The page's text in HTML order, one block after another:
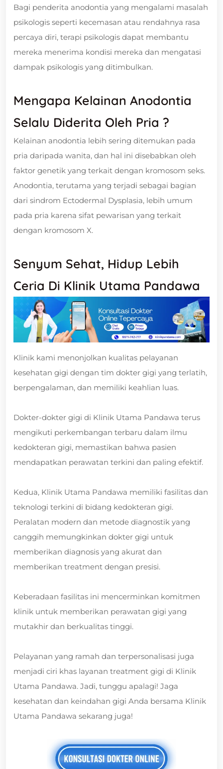
Bagi penderita anodontia yang mengalami masalah
psikologis seperti kecemasan atau rendahnya rasa
percaya diri, terapi psikologis dapat membantu
mereka menerima kondisi mereka dan mengatasi
dampak psikologis yang ditimbulkan.
Mengapa Kelainan Anodontia
Selalu Diderita Oleh Pria ?
Kelainan anodontia lebih sering ditemukan pada
pria daripada wanita, dan hal ini disebabkan oleh
faktor genetik yang terkait dengan kromosom seks.
Anodontia, terutama yang terjadi sebagai bagian
dari sindrom Ectodermal Dysplasia, lebih umum
pada pria karena sifat pewarisan yang terkait
dengan kromosom X.
Senyum Sehat, Hidup Lebih
Ceria Di Klinik Utama Pandawa
Klinik kami menonjolkan kualitas pelayanan
kesehatan gigi dengan tim dokter gigi yang terlatih,
berpengalaman, dan memiliki keahlian luas.
Dokter-dokter gigi di Klinik Utama Pandawa terus
mengikuti perkembangan terbaru dalam ilmu
kedokteran gigi, memastikan bahwa pasien
mendapatkan perawatan terkini dan paling efektif.
Kedua, Klinik Utama Pandawa memiliki fasilitas dan
teknologi terkini di bidang kedokteran gigi.
Peralatan modern dan metode diagnostik yang
canggih memungkinkan dokter gigi untuk
memberikan diagnosis yang akurat dan
memberikan treatment dengan presisi.
Keberadaan fasilitas ini mencerminkan komitmen
klinik untuk memberikan perawatan gigi yang
mutakhir dan berkualitas tinggi.
Pelayanan yang ramah dan terpersonalisasi juga
menjadi ciri khas layanan treatment gigi di Klinik
Utama Pandawa. Jadi, tunggu apalagi! Jaga
kesehatan dan keindahan gigi Anda bersama Klinik
Utama Pandawa sekarang juga!